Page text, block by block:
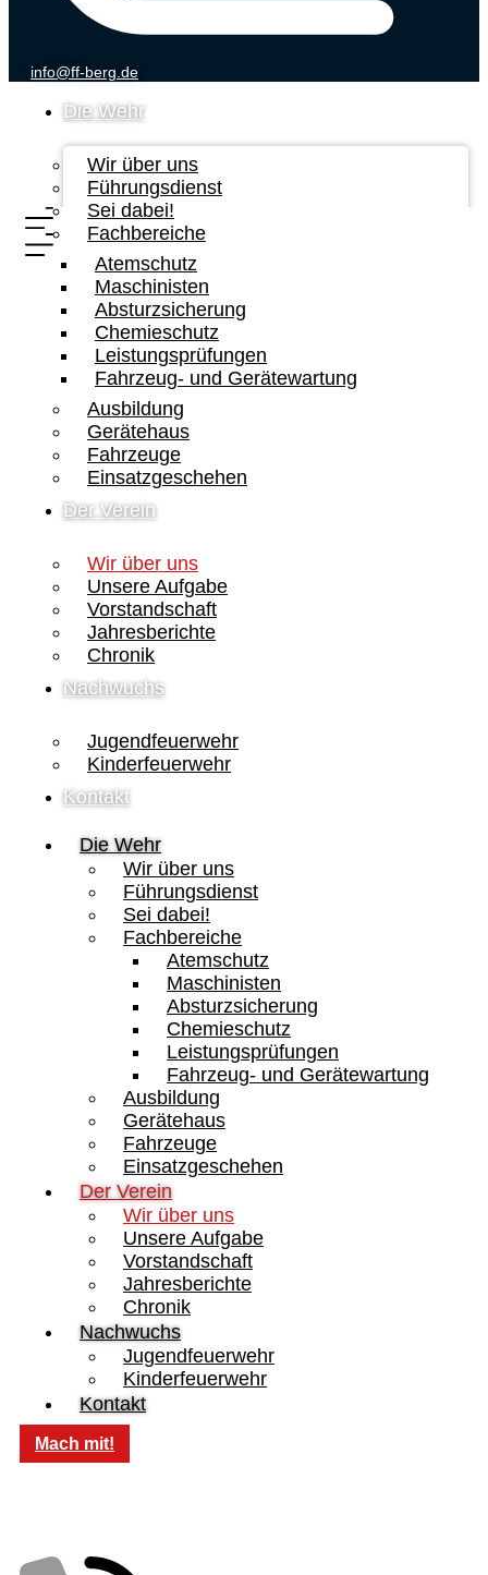
info@ff-berg.de
Die Wehr
Wir über uns
Führungsdienst
Sei dabei!
Fachbereiche
Atemschutz
Maschinisten
Absturzsicherung
Chemieschutz
Leistungsprüfungen
Fahrzeug- und Gerätewartung
Ausbildung
Gerätehaus
Fahrzeuge
Einsatzgeschehen
Der Verein
Wir über uns
Unsere Aufgabe
Vorstandschaft
Jahresberichte
Chronik
Nachwuchs
Jugendfeuerwehr
Kinderfeuerwehr
Kontakt
Die Wehr
Wir über uns
Führungsdienst
Sei dabei!
Fachbereiche
Atemschutz
Maschinisten
Absturzsicherung
Chemieschutz
Leistungsprüfungen
Fahrzeug- und Gerätewartung
Ausbildung
Gerätehaus
Fahrzeuge
Einsatzgeschehen
Der Verein
Wir über uns
Unsere Aufgabe
Vorstandschaft
Jahresberichte
Chronik
Nachwuchs
Jugendfeuerwehr
Kinderfeuerwehr
Kontakt
Mach mit!